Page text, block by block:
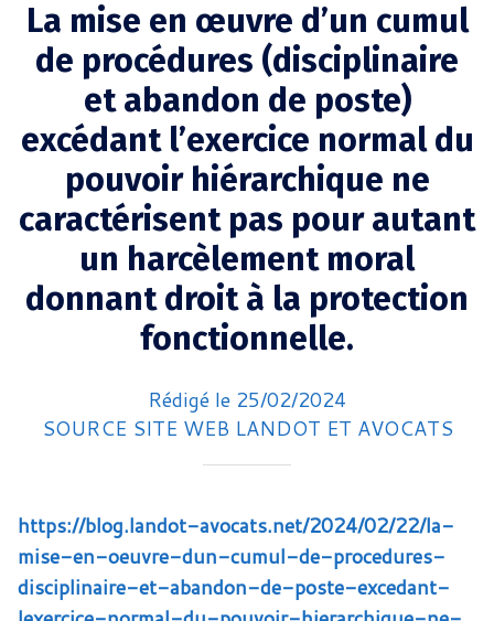
La mise en œuvre d’un cumul
de procédures (disciplinaire
et abandon de poste)
excédant l’exercice normal du
pouvoir hiérarchique ne
caractérisent pas pour autant
un harcèlement moral
donnant droit à la protection
fonctionnelle.
Rédigé le 25/02/2024
SOURCE SITE WEB LANDOT ET AVOCATS
https://blog.landot-avocats.net/2024/02/22/la-
mise-en-oeuvre-dun-cumul-de-procedures-
disciplinaire-et-abandon-de-poste-excedant-